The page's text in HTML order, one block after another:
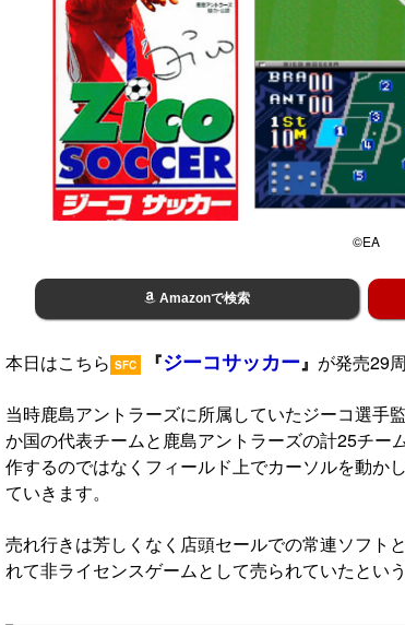
©EA
Amazonで検索
本日はこちら SFC 『ジーコサッカー』 が発売29
当時鹿島アントラーズに所属していたジーコ選手
か国の代表チームと鹿島アントラーズの計25チー
作するのではなくフィールド上でカーソルを動か
ていきます。
売れ行きは芳しくなく店頭セールでの常連ソフト
れて非ライセンスゲームとして売られていたという